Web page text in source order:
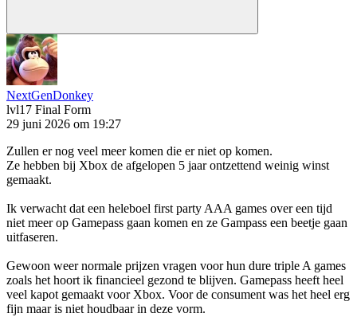
NextGenDonkey
lvl17 Final Form
29 juni 2026 om 19:27
Zullen er nog veel meer komen die er niet op komen.
Ze hebben bij Xbox de afgelopen 5 jaar ontzettend weinig winst
gemaakt.
Ik verwacht dat een heleboel first party AAA games over een tijd
niet meer op Gamepass gaan komen en ze Gampass een beetje gaan
uitfaseren.
Gewoon weer normale prijzen vragen voor hun dure triple A games
zoals het hoort ik financieel gezond te blijven. Gamepass heeft heel
veel kapot gemaakt voor Xbox. Voor de consument was het heel erg
fijn maar is niet houdbaar in deze vorm.